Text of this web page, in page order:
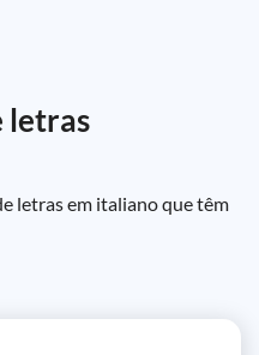
letras
letras em italiano que têm